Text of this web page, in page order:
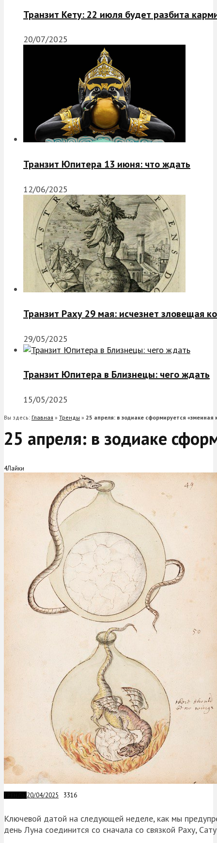
Транзит Кету: 22 июля будет разбита
20/07/2025
Транзит Юпитера 13 июня: что ждать
12/06/2025
Транзит Раху 29 мая: исчезнет зловещая
29/05/2025
Транзит Юпитера в Близнецы: чего ждать
15/05/2025
Вы здесь: Главная » Тренды » 25 апреля: в зодиаке сформируется «змеиная
25 апреля: в зодиаке
4Лайки
20/04/2025 3316
Ключевой датой на следующей неделе, как мы
день Луна соединится со сначала со связкой Раху,